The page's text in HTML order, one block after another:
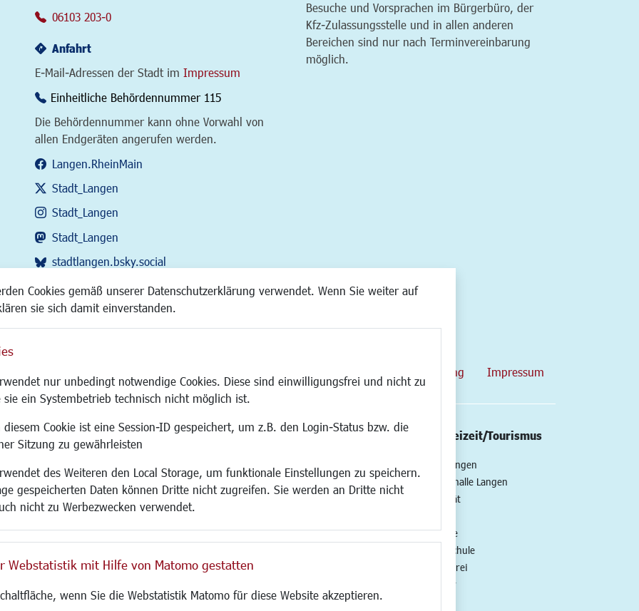
Cookies gemäß unserer Datenschutzerklärung verwendet. Wenn Sie weiter auf
sie sich damit einverstanden.
nur unbedingt notwendige Cookies. Diese sind einwilligungsfrei und nicht zu
ein Systembetrieb technisch nicht möglich ist.
diesem Cookie ist eine Session-ID gespeichert, um z.B. den Login-Status bzw. die
Sitzung zu gewährleisten
des Weiteren den Local Storage, um funktionale Einstellungen zu speichern.
gespeicherten Daten können Dritte nicht zugreifen. Sie werden an Dritte nicht
nicht zu Werbezwecken verwendet.
Webstatistik mit Hilfe von Matomo gestatten
wenn Sie die Webstatistik Matomo für diese Website akzeptieren.
06103 203-0
Anfahrt
E-Mail-Adressen der Stadt im Impressum
Einheitliche Behördennummer 115
Die Behördennummer kann ohne Vorwahl von
allen Endgeräten angerufen werden.
Langen.RheinMain
Stadt_Langen
Stadt_Langen
Stadt_Langen
stadtlangen.bsky.social
RSS-Feed
Besuche und Vorsprachen im Bürgerbüro, der
Kfz-Zulassungsstelle und in allen anderen
Bereichen sind nur nach Terminvereinbarung
möglich.
Datenschutzerklärung Impressum
Immobilien
Familie/Soziales
Senioren/Haltestelle
Schule
Demokratie leben
Bauen/Umwelt/Mobilität
Aktuelle Baustellen
CINDY S
Kultur/Freizeit/Tourismus
Veranstaltungen
Neue Stadthalle Langen
Stadtporträt
Musikschule
Volkshochschule
Stadtbücherei
Stadtarchiv